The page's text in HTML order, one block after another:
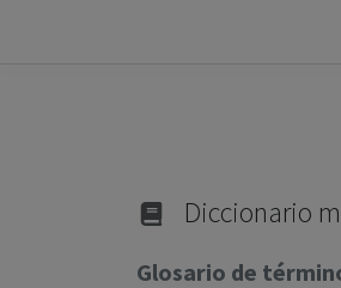
Diccionario
Glosario de